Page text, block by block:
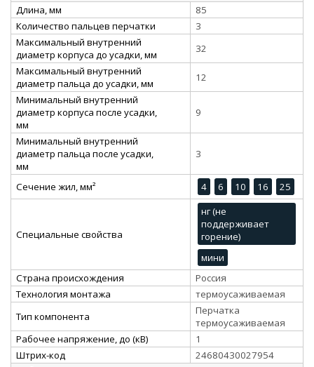
Длина, мм
85
Количество пальцев перчатки
3
Максимальный внутренний
диаметр корпуса до усадки, мм
32
Максимальный внутренний
диаметр пальца до усадки, мм
12
Минимальный внутренний
диаметр корпуса после усадки,
мм
9
Минимальный внутренний
диаметр пальца после усадки,
мм
3
Сечение жил, мм² 4 6 10 16 25
Специальные свойства
нг (не
поддерживает
горение)
мини
Страна происхождения
Россия
Технология монтажа
термоусаживаемая
Тип компонента
Перчатка
термоусаживаемая
Рабочее напряжение, до (кВ)
1
Штрих-код
24680430027954